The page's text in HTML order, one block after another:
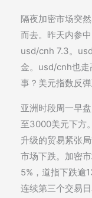
隔夜加密市场突
而去。昨天内参
usd/cnh 7.3。
金。usd/cnh也走
事？美元指数反
亚洲时段周一早
至3000美元下方
升级的贸易紧张
市场下跌。加密
5%，道指下跌逾
连续第三个交易